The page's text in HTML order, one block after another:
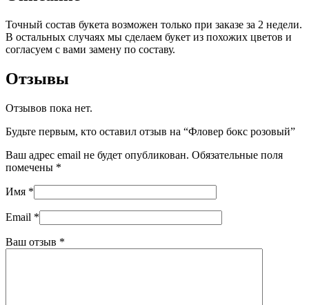
Точный состав букета возможен только при заказе за 2 недели.
В остальных случаях мы сделаем букет из похожих цветов и
согласуем с вами замену по составу.
Отзывы
Отзывов пока нет.
Будьте первым, кто оставил отзыв на “Фловер бокс розовый”
Ваш адрес email не будет опубликован. Обязательные поля
помечены *
Имя *
Email *
Ваш отзыв *